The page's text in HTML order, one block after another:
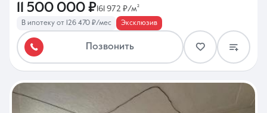
11 500 000 ₽ 161 972 ₽/м²
В ипотеку от 126 470 ₽/мес Эксклюзив
Позвонить